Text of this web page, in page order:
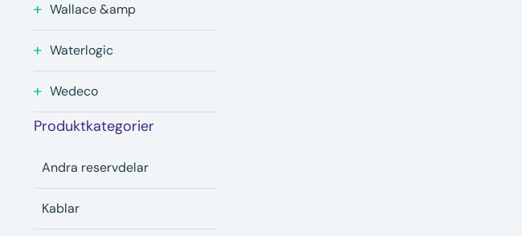
Produktkategorier
Andra reservdelar
Kablar
Wallace &amp
Waterlogic
Wedeco